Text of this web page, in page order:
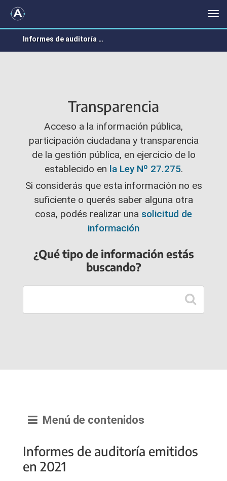
TRANSPARENCIA
Informes de auditoría emitidos en 2021
Transparencia
Acceso a la información pública,
participación ciudadana y transparencia
de la gestión pública, en ejercicio de lo
establecido en la Ley Nº 27.275.
Si considerás que esta información no es
suficiente o querés saber alguna otra
cosa, podés realizar una solicitud de
información
¿Qué tipo de información estás
buscando?
Menú de contenidos
Informes de auditoría emitidos
en 2021